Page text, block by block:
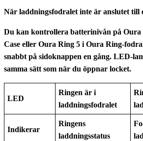
När laddningsfodralet inte är anslutet till
Du kan kontrollera batterinivån på
Case eller Oura Ring 5 i Oura Ring-
snabbt på sidoknappen en gång. LED-
samma sätt som när du öppnar locket.
LED
Ringen är i
laddningsfodralet
Indikerar
Ringens
laddningsstatus